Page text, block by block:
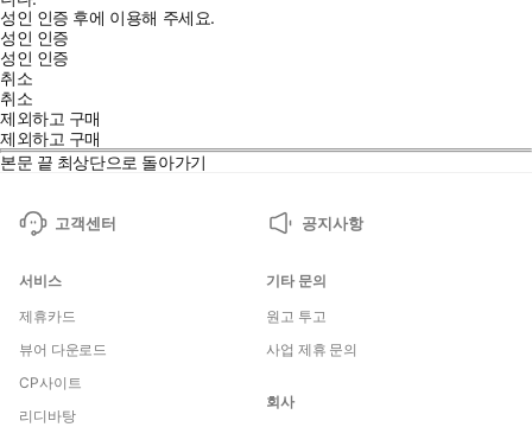
성인 인증 후에 이용해 주세요.
성인 인증
성인 인증
취소
취소
제외하고 구매
제외하고 구매
본문 끝 최상단으로 돌아가기
고객센터 공지사항
서비스
제휴카드
뷰어 다운로드
CP사이트
리디바탕
기타 문의
원고 투고
사업 제휴 문의
회사